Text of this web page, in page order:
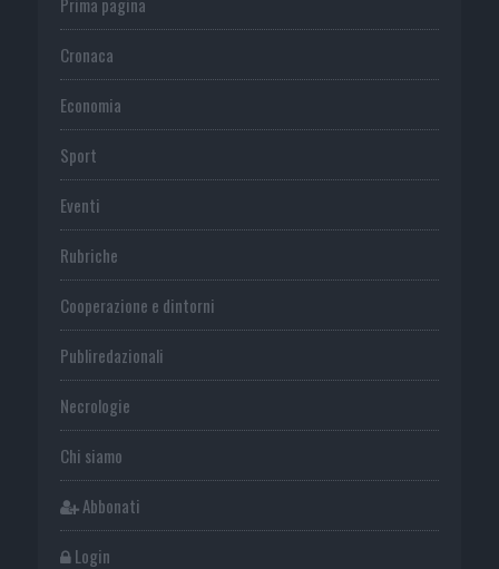
Cronaca
Economia
Sport
Eventi
Rubriche
Cooperazione e dintorni
Publiredazionali
Necrologie
Chi siamo
Abbonati
Login